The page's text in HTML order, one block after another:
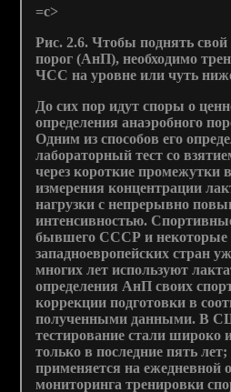
=с>
Рис. 2.6. Чтобы поднять
порог (АнП), необходимо
ЧСС на уровне или чуть
До сих пор идут споры о
определения анаэробного
Одним из способов его
лабораторный тест со
через короткие промежутки
измерения концентрации
нагрузки с непрерывно
интенсивностью.
бывшего СССР и некоторые
западноевропейских стран
многих лет используют
определения АнП своих
коррекции подготовки в
полученными данными. В
тестирование стали широко
только в последние пять лет;
применяется на ежедневной
мониторинга тренировки